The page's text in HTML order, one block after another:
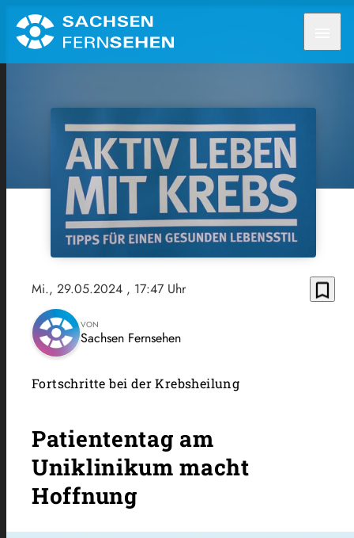
Mi., 29.05.2024 , 17:47 Uhr bookmark_border
VON
Sachsen Fernsehen
Fortschritte bei der Krebsheilung
Patiententag am
Uniklinikum macht
Hoffnung